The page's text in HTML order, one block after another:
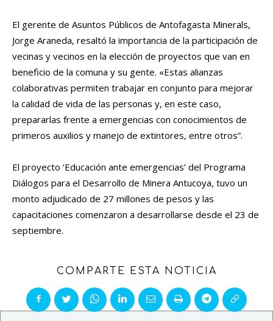
El gerente de Asuntos Públicos de Antofagasta Minerals,
Jorge Araneda, resaltó la importancia de la participación de
vecinas y vecinos en la elección de proyectos que van en
beneficio de la comuna y su gente. «Estas alianzas
colaborativas permiten trabajar en conjunto para mejorar
la calidad de vida de las personas y, en este caso,
prepararlas frente a emergencias con conocimientos de
primeros auxilios y manejo de extintores, entre otros”.
El proyecto ‘Educación ante emergencias’ del Programa
Diálogos para el Desarrollo de Minera Antucoya, tuvo un
monto adjudicado de 27 millones de pesos y las
capacitaciones comenzaron a desarrollarse desde el 23 de
septiembre.
COMPARTE ESTA NOTICIA